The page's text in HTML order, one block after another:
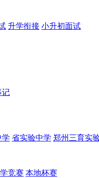
升学衔接 小升初面试
记
学 省实验中学 郑州三育实
竞赛 本地杯赛